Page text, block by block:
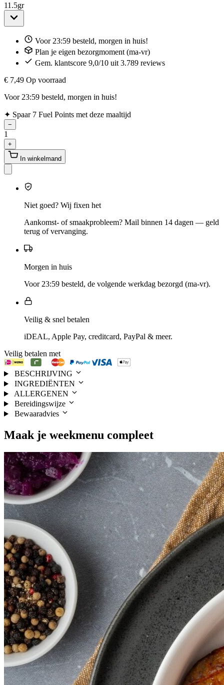
11.5gr
Voor 23:59 besteld, morgen in huis!
Plan je eigen bezorgmoment (ma-vr)
Gem. klantscore 9,0/10 uit 3.789 reviews
€ 7,49 Op voorraad
Voor 23:59 besteld, morgen in huis!
✦ Spaar 7 Fuel Points met deze maaltijd
−
1
+
In winkelmand
Niet goed? Wij fixen het
Aankomst- of smaakprobleem? Mail binnen 14 dagen — geld
terug of vervanging.
Morgen in huis
Voor 23:59 besteld, de volgende werkdag bezorgd (ma-vr).
Veilig & snel betalen
iDEAL, Apple Pay, creditcard, PayPal & meer.
Veilig betalen met
BESCHRIJVING
INGREDIËNTEN
ALLERGENEN
Bereidingswijze
Bewaaradvies
Maak je weekmenu compleet